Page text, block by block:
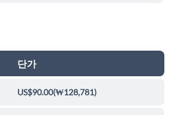
단가
US$90.00(₩128,781)